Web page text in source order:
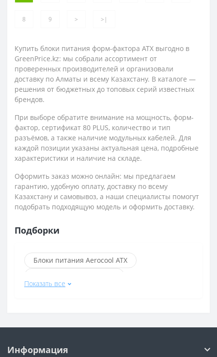
8 9 > >|
Купить блоки питания форм-фактора ATX выгодно в
GreenPrice.kz: мы собрали ассортимент от
проверенных производителей и организовали
доставку по Алматы и всему Казахстану. В каталоге —
решения от бюджетных до топовых серий известных
брендов.
При выборе обратите внимание на мощность, форм-
фактор, сертификат 80 PLUS, количество и тип
разъёмов, а также наличие модульных кабелей. Для
каждой позиции указаны актуальная цена, подробные
характеристики и наличие на складе.
Оформить заказ можно онлайн: мы предлагаем
гарантию, удобную оплату, доставку по всему
Казахстану и самовывоз, а наши специалисты помогут
подобрать подходящую модель и оформить доставку.
Подборки
Блоки питания Aerocool ATX
Блоки питания Aerocool 600 Вт
Показать все
Информация